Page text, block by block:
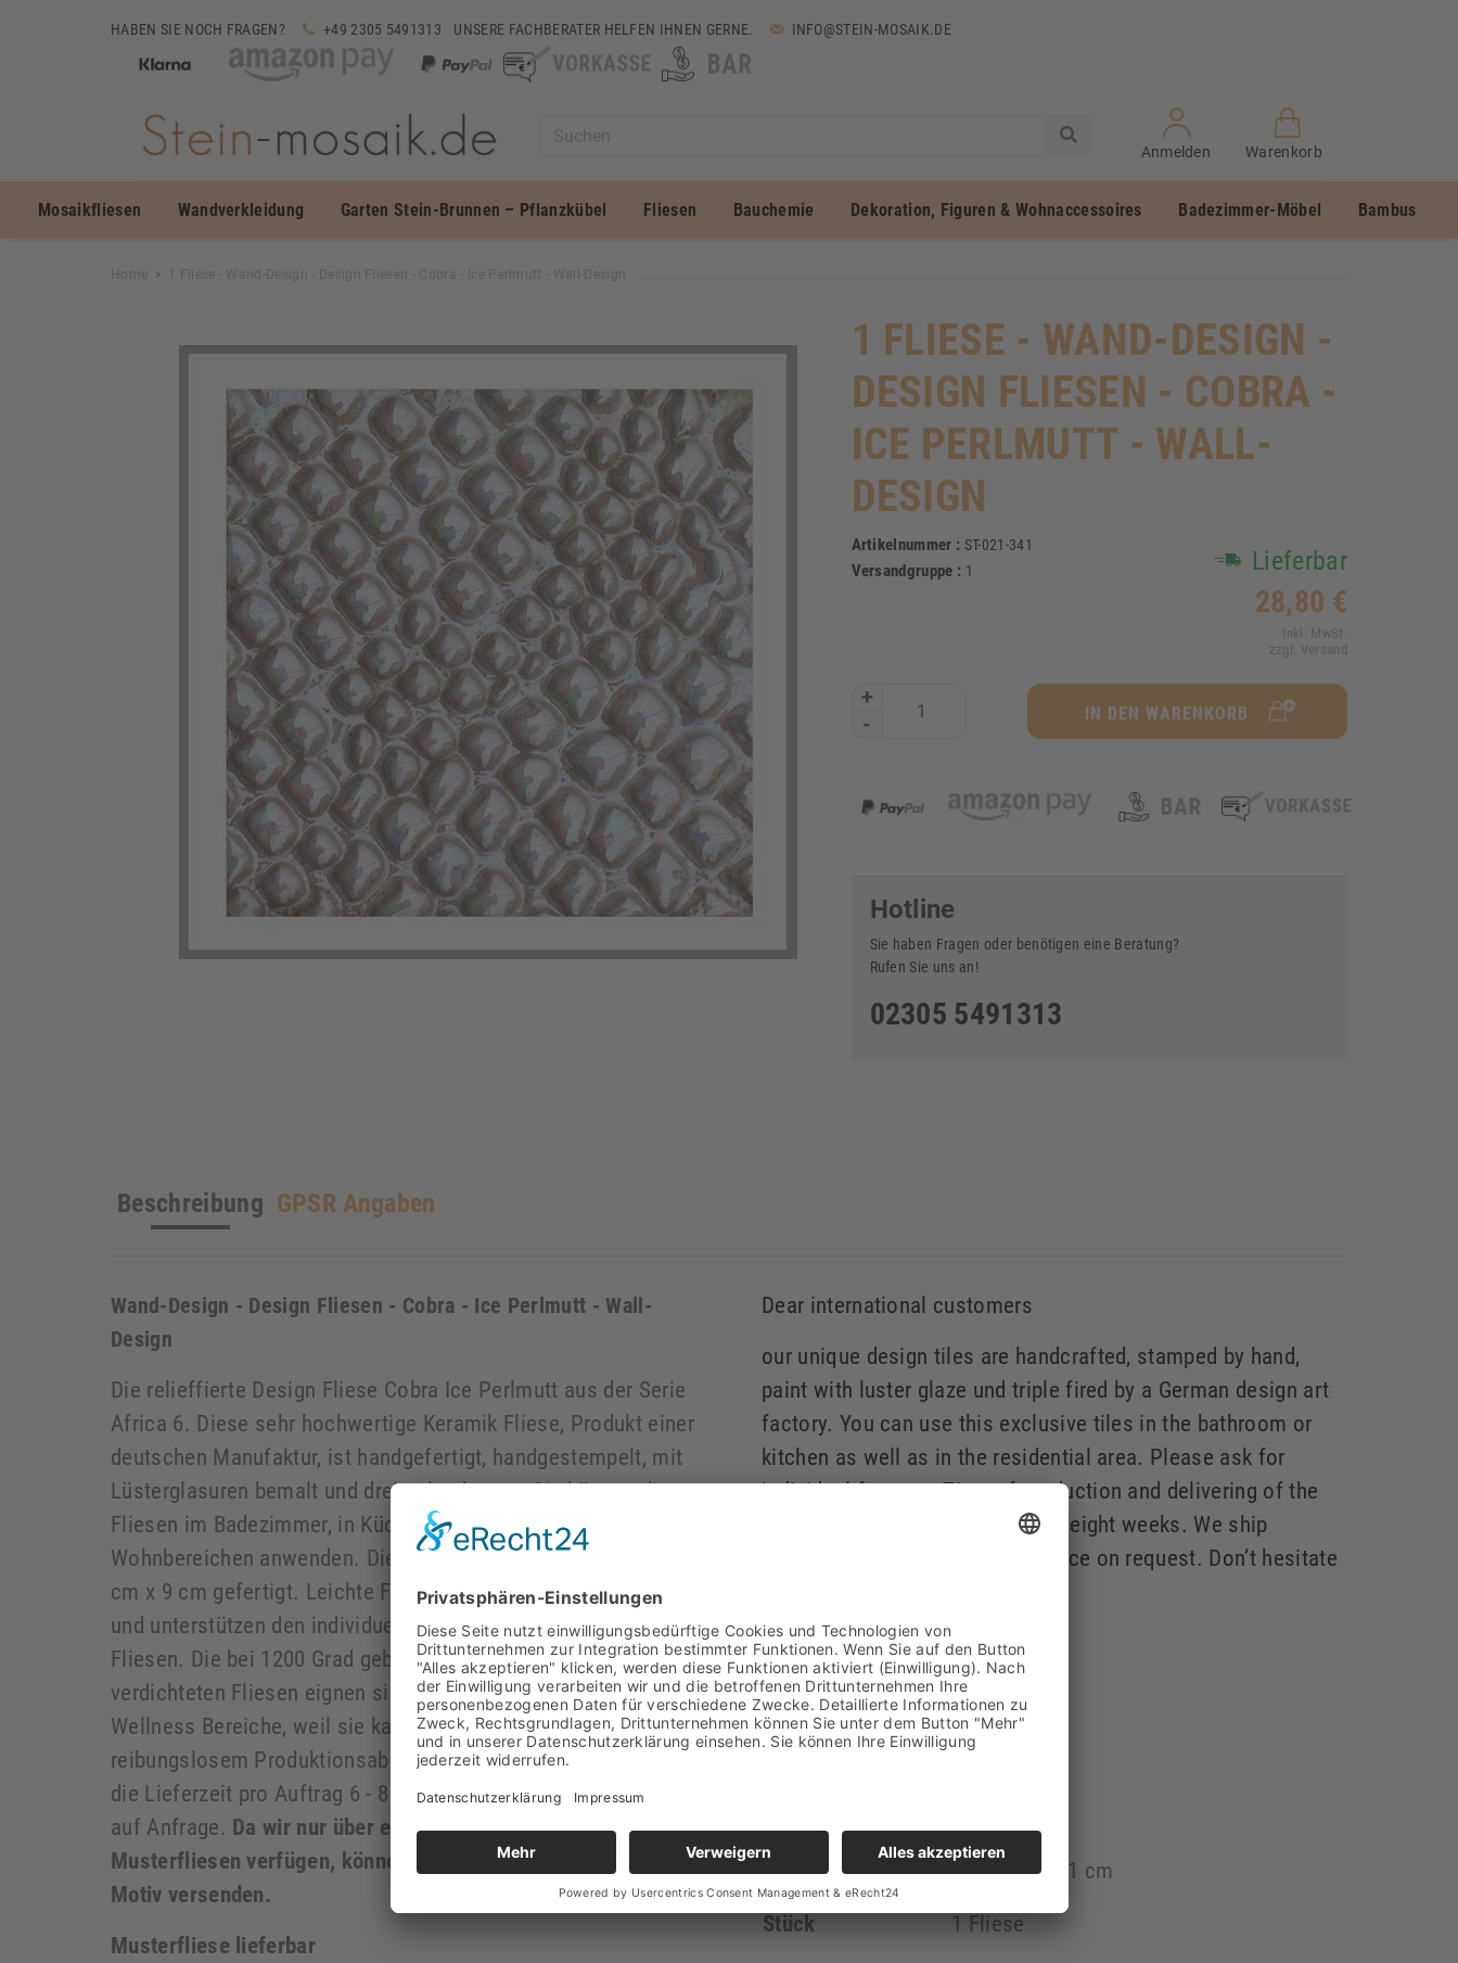
HABEN SIE NOCH FRAGEN? +49 2305 5491313 UNSERE FACHBERATER HELFEN IHNEN GERNE. INFO@STEIN-MOSAIK.DE
Anmelden Warenkorb
Mosaikfliesen Wandverkleidung Garten Stein-Brunnen – Pflanzkübel Fliesen Bauchemie Dekoration, Figuren & Wohnaccessoires Badezimmer-Möbel Bambus
Home 1 Fliese - Wand-Design - Design Fliesen - Cobra - Ice Perlmutt - Wall-Design
1 FLIESE - WAND-DESIGN -
DESIGN FLIESEN - COBRA -
ICE PERLMUTT - WALL-
DESIGN
Artikelnummer : ST-021-341
Versandgruppe : 1 Lieferbar
28,80 €
Inkl. MwSt.
zzgl. Versand
+
-
IN DEN WARENKORB
Hotline
Sie haben Fragen oder benötigen eine Beratung?
Rufen Sie uns an!
02305 5491313
Beschreibung GPSR Angaben
Wand-Design - Design Fliesen - Cobra - Ice Perlmutt - Wall-
Design
Die relieffierte Design Fliese Cobra Ice Perlmutt aus der Serie
Africa 6. Diese sehr hochwertige Keramik Fliese, Produkt einer
deutschen Manufaktur, ist handgefertigt, handgestempelt, mit
Lüsterglasuren bemalt und dreimal gebrannt. Sie können diese
Fliesen im Badezimmer, in Küchen, sowie in sämtlichen
Wohnbereichen anwenden. Die Musterfliese ist im Format 9
cm x 9 cm gefertigt. Leichte Farbabweichungen sind gewollt
und unterstützen den individuellen Charakter der Design
Fliesen. Die bei 1200 Grad gebrannten und dadurch stark
verdichteten Fliesen eignen sich hervorragend für Bäder und
Wellness Bereiche, weil sie kaum Wasser aufnehmen. Bei
reibungslosem Produktionsablauf der Designfliesen beträgt
die Lieferzeit pro Auftrag 6 - 8 Wochen. Individuelle Formate
auf Anfrage. Da wir nur über ein begrenztes Kontingent an
Musterfliesen verfügen, können wir jeweils nur eine Fliese pro
Motiv versenden.
Musterfliese lieferbar
Dear international customers
our unique design tiles are handcrafted, stamped by hand,
paint with luster glaze und triple fired by a German design art
factory. You can use this exclusive tiles in the bathroom or
kitchen as well as in the residential area. Please ask for
individual formats. Time of production and delivering of the
design tiles will be around six to eight weeks. We ship
worldwide and offer a special price on request. Don’t hesitate
Spezifikation
Oberfläche
glasiert
Größe ca. 9 x 9 x 1,1 cm
Stück 1 Fliese